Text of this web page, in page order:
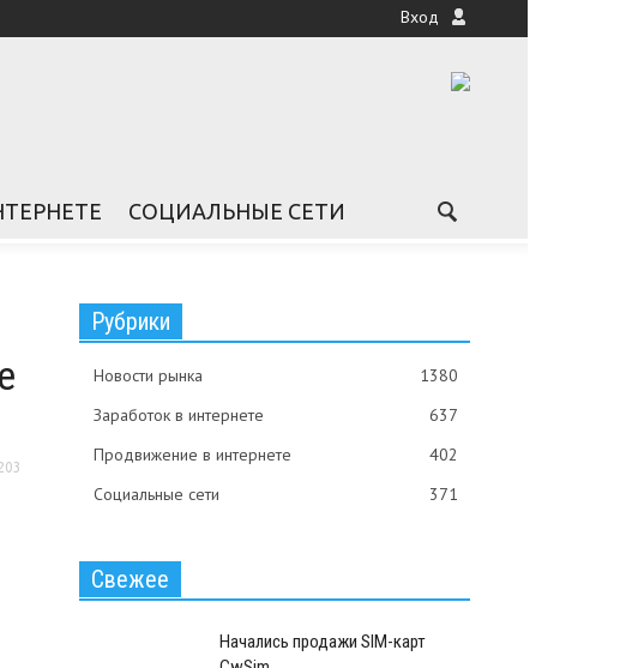
Вход
СОЦИАЛЬНЫЕ СЕТИ
Рубрики
Новости рынка
1380
Заработок в интернете
637
Продвижение в интернете
402
Социальные сети
371
Свежее
Начались продажи SIM-карт